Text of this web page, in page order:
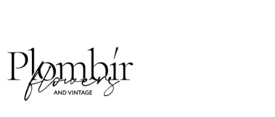
2018 - 2025 PLOMBIR FLOWERS
ДОГОВОР ОФЕРТЫ